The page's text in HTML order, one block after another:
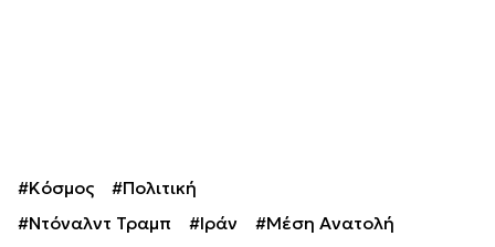
#Κόσμος
#Πολιτική
#Ντόναλντ Τραμπ
#Ιράν #Μέση Ανατολή